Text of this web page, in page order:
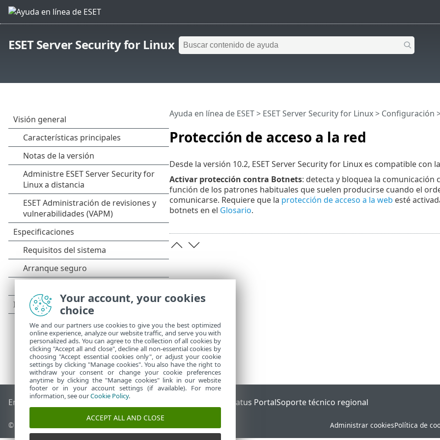
ESET Server Security for Linux
Protección de acceso a la red
Ayuda en línea de ESET> ESET Server Security for Linux> Configuración
Desde la versión 10.2, ESET Server Security for Linux es compatible
Activar protección contra Botnets: detecta y bloquea la comunicación
función de los patrones habituales que suelen producirse cuando el
comunicarse. Requiere que la protección de acceso a la web esté
botnets en el Glosario.
End of Life Base de conocimiento de ESET ESET Status PortalSoporte técnico regional
© 1992 - 2025 ESET, spol. s r.o. Todos los derechos reservados. Administrar cookiesPolítica de
Your account, your cookies
choice
We and our partners use cookies to give you the best optimized
online experience, analyze our website traffic, and serve you with
personalized ads. You can agree to the collection of all cookies by
clicking "Accept all and close", decline all non-essential cookies by
choosing "Accept essential cookies only", or adjust your cookie
settings by clicking "Manage cookies". You also have the right to
withdraw your consent or change your cookie preferences
anytime by clicking the "Manage cookies" link in our website
footer or in your account settings (if available). For more
information, see ourCookie Policy.
ACCEPT ALL AND CLOSE